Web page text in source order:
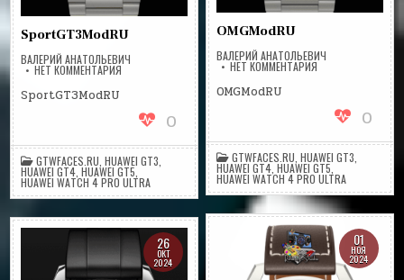
OMGModRU
ВАЛЕРИЙ АНАТОЛЬЕВИЧ
НЕТ КОММЕНТАРИЯНА
OMGModRU
0
GTWFACES.RU ,HUAWEI GT3
HUAWEI GT4 ,HUAWEI GT5
HUAWEI WATCH 4 PRO ULTRA
SportGT3ModRU
ВАЛЕРИЙ АНАТОЛЬЕВИЧ
НЕТ КОММЕНТАРИЯНА
SPORTGT3MODRU
SportGT3ModRU
0
GTWFACES.RU ,HUAWEI GT3
HUAWEI GT4 ,HUAWEI GT5
HUAWEI WATCH 4 PRO ULTRA
01
НОЯ
2024
26
ОКТ
2024